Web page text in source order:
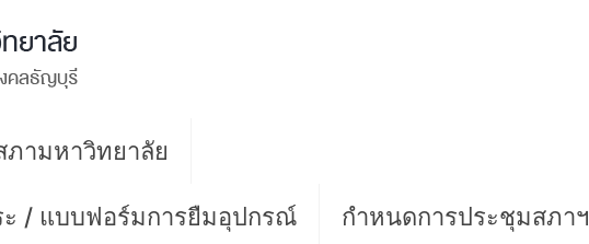
ภามหาวิทยาลัย
ะ / แบบฟอร์มการยืมอุปกรณ์ กำหนดการประชุมสภาฯ